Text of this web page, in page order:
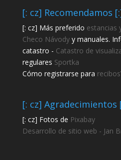
[: cz] Recomendamos
[: cz] Más preferido estancias
Checo Návodyy manuales.
catastro - Catastro de
regulares Sportka
Cómo registrarse para recibos
[: cz] Agradecimientos
[: cz] Fotos de Pixabay
Desarrollo de sitio web - Jan